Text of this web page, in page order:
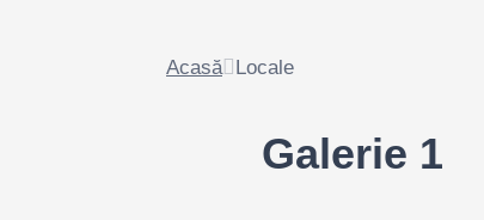
Acasă Locale
Galerie 1